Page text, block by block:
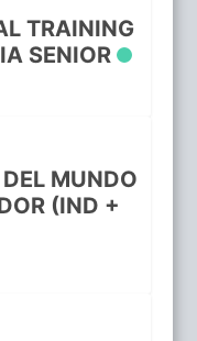
TRAINING
SENIOR
MUNDO
(IND +